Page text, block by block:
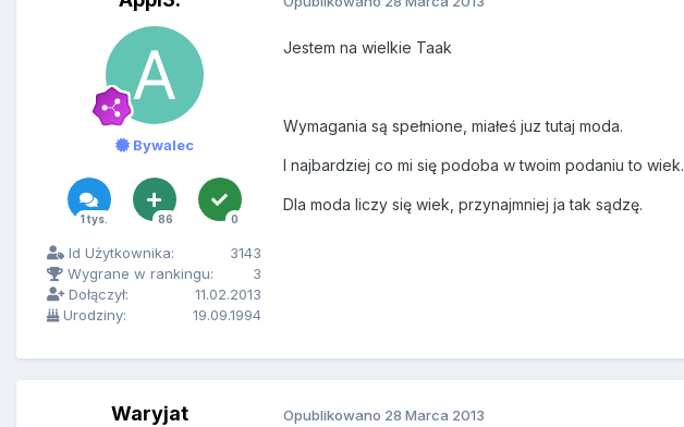
Bywalec
1 tys. 86 0
Id Użytkownika:
3143
Wygrane w rankingu:
3
Dołączył:
11.02.2013
Urodziny:
19.09.1994
Jestem na wielkie Taak
Wymagania są spełnione, miałeś juz tutaj moda.
I najbardziej co mi się podoba w twoim podaniu to wiek.
Dla moda liczy się wiek, przynajmniej ja tak sądzę.
Waryjat Opublikowano 28 Marca 2013